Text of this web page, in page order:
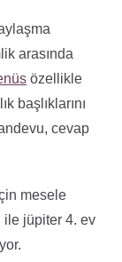
arasında
özellikle
başlıklarını
cevap
mesele
ile jüpiter 4. ev